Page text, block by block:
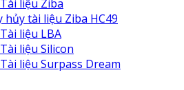
liệu Ziba
hủy tài liệu Ziba HC49
liệu LBA
liệu Silicon
liệu Surpass Dream